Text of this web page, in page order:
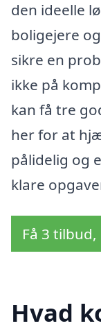
den ideelle
boligejere
sikre en
ikke på
kan få tre
her for at
pålidelig og
klare
Få 3
Hvad